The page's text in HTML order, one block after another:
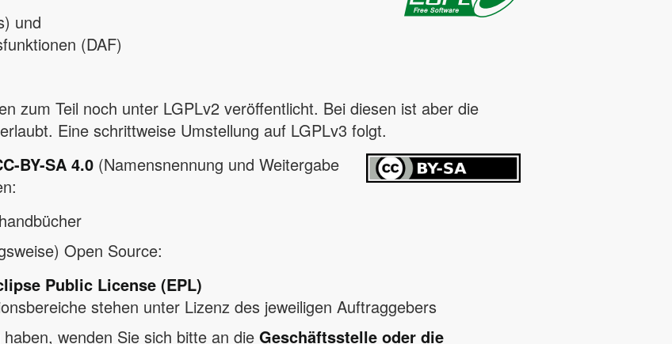
und
(DAF)
zum Teil noch unter LGPLv2 veröffentlicht. Bei diesen ist aber die
Eine schrittweise Umstellung auf LGPLv3 folgt.
BY-SA 4.0 (Namensnennung und Weitergabe
Open Source:
Public License (EPL)
stehen unter Lizenz des jeweiligen Auftraggebers
wenden Sie sich bitte an die Geschäftsstelle oder die